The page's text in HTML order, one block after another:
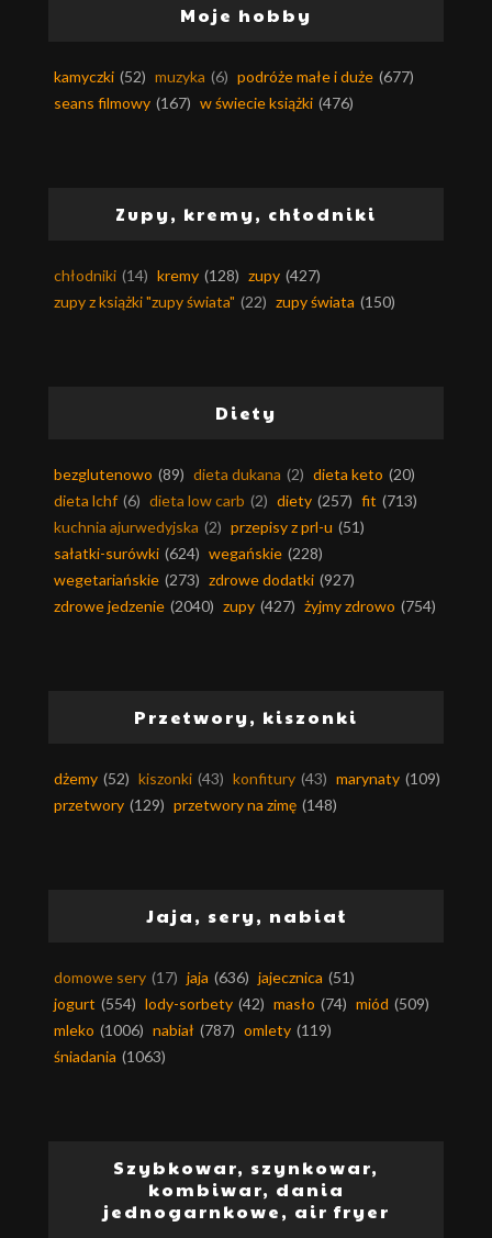
Moje hobby
kamyczki (52) muzyka (6) podróże małe i duże (677)
seans filmowy (167) w świecie książki (476)
Zupy, kremy, chłodniki
chłodniki (14) kremy (128) zupy (427)
zupy z książki "zupy świata" (22) zupy świata (150)
Diety
bezglutenowo (89) dieta dukana (2) dieta keto (20)
dieta lchf (6) dieta low carb (2) diety (257) fit (713)
kuchnia ajurwedyjska (2) przepisy z prl-u (51)
sałatki-surówki (624) wegańskie (228)
wegetariańskie (273) zdrowe dodatki (927)
zdrowe jedzenie (2040) zupy (427) żyjmy zdrowo (754)
Przetwory, kiszonki
dżemy (52) kiszonki (43) konfitury (43) marynaty (109)
przetwory (129) przetwory na zimę (148)
Jaja, sery, nabiał
domowe sery (17) jaja (636) jajecznica (51)
jogurt (554) lody-sorbety (42) masło (74) miód (509)
mleko (1006) nabiał (787) omlety (119)
śniadania (1063)
Szybkowar, szynkowar,
kombiwar, dania
jednogarnkowe, air fryer